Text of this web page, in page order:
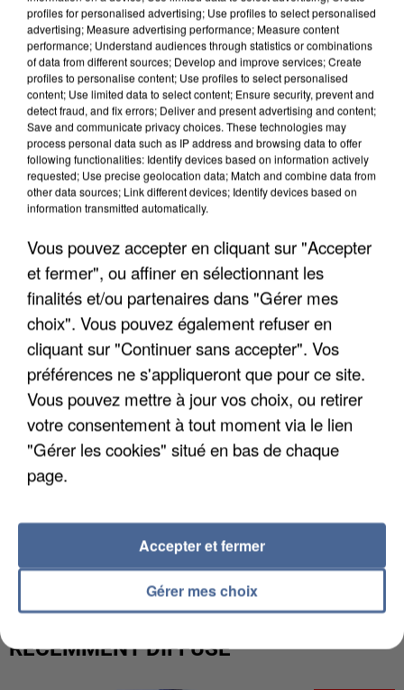
APRÈS TOUTES CES CANICULES, LES REFUGES
DE FAUNE SAUVAGE SONT...
L’UN DES FONDATEURS SUPPOSÉS DE LA DZ
MAFIA INTERPELLÉ EN ALGÉRIE
RÉCEMMENT DIFFUSÉ
profiles for personalised advertising; Use profiles to select personalised
advertising; Measure advertising performance; Measure content
performance; Understand audiences through statistics or combinations
of data from different sources; Develop and improve services; Create
profiles to personalise content; Use profiles to select personalised
content; Use limited data to select content; Ensure security, prevent and
detect fraud, and fix errors; Deliver and present advertising and content;
Save and communicate privacy choices. These technologies may
process personal data such as IP address and browsing data to offer
following functionalities: Identify devices based on information actively
requested; Use precise geolocation data; Match and combine data from
other data sources; Link different devices; Identify devices based on
information transmitted automatically.
Vous pouvez accepter en cliquant sur "Accepter
et fermer", ou affiner en sélectionnant les
finalités et/ou partenaires dans "Gérer mes
choix". Vous pouvez également refuser en
cliquant sur "Continuer sans accepter". Vos
préférences ne s'appliqueront que pour ce site.
Vous pouvez mettre à jour vos choix, ou retirer
votre consentement à tout moment via le lien
"Gérer les cookies" situé en bas de chaque
page.
Gérer mes choix
Accepter et fermer